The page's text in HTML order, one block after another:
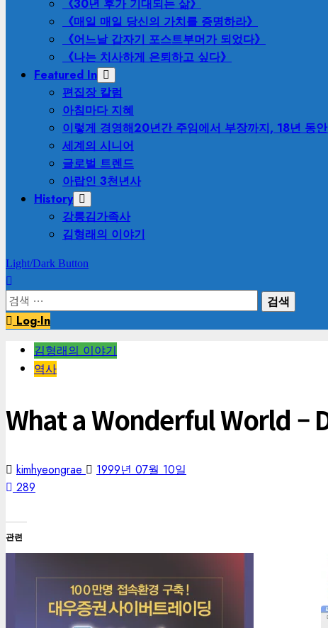
《30년 후가 기대되는 삶》
《매일 매일 당신의 가치를 증명하라》
《어느날 갑자기 포스트부머가 되었다》
《나는 치사하게 은퇴하고 싶다》
Featured In
편집장 칼럼
아침마다 지혜
이렇게 경영해20년간 주임에서 부장까지, 18년 동
세계의 시니어
글로벌 트렌드
아랍인 3천년사
History
강릉김가족사
김형래의 이야기
Light/Dark Button
검
색:Log-In
김형래의 이야기
역사
What a Wonderful World –
kimhyeongrae
1999년 07월 10일
289
관련